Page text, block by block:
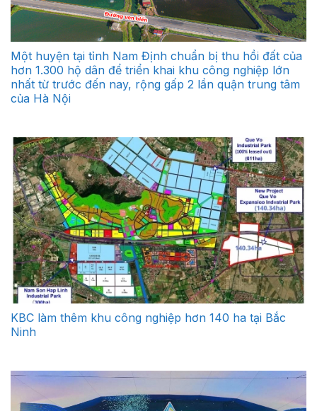
Một huyện tại tỉnh Nam Định chuẩn bị thu hồi đất của
hơn 1.300 hộ dân để triển khai khu công nghiệp lớn
nhất từ trước đến nay, rộng gấp 2 lần quận trung tâm
của Hà Nội
KBC làm thêm khu công nghiệp hơn 140 ha tại Bắc
Ninh